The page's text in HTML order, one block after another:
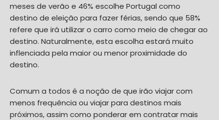
meses de verão e 46% escolhe Portugal como
destino de eleição para fazer férias, sendo que 58%
refere que irá utilizar o carro como meio de chegar ao
destino. Naturalmente, esta escolha estará muito
inflenciada pela maior ou menor proximidade do
destino.
Comum a todos é a noção de que irão viajar com
menos frequência ou viajar para destinos mais
próximos, assim como ponderar em contratar mais